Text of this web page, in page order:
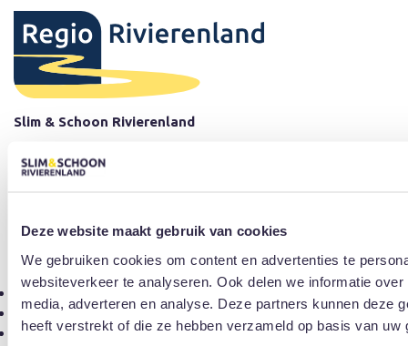
Deze website maakt gebruik van cookies
We gebruiken cookies om content en advertenties te
websiteverkeer te analyseren. Ook delen we informatie
media, adverteren en analyse. Deze partners kunnen deze
heeft verstrekt of die ze hebben verzameld op basis van
Slim & Schoon Rivierenland
ondernemers met slimme tips, advies-op-maat en praktische
e:info@regiorivierenland.nl
f: (0344) 63 85 00
Disclaimer
Cookies